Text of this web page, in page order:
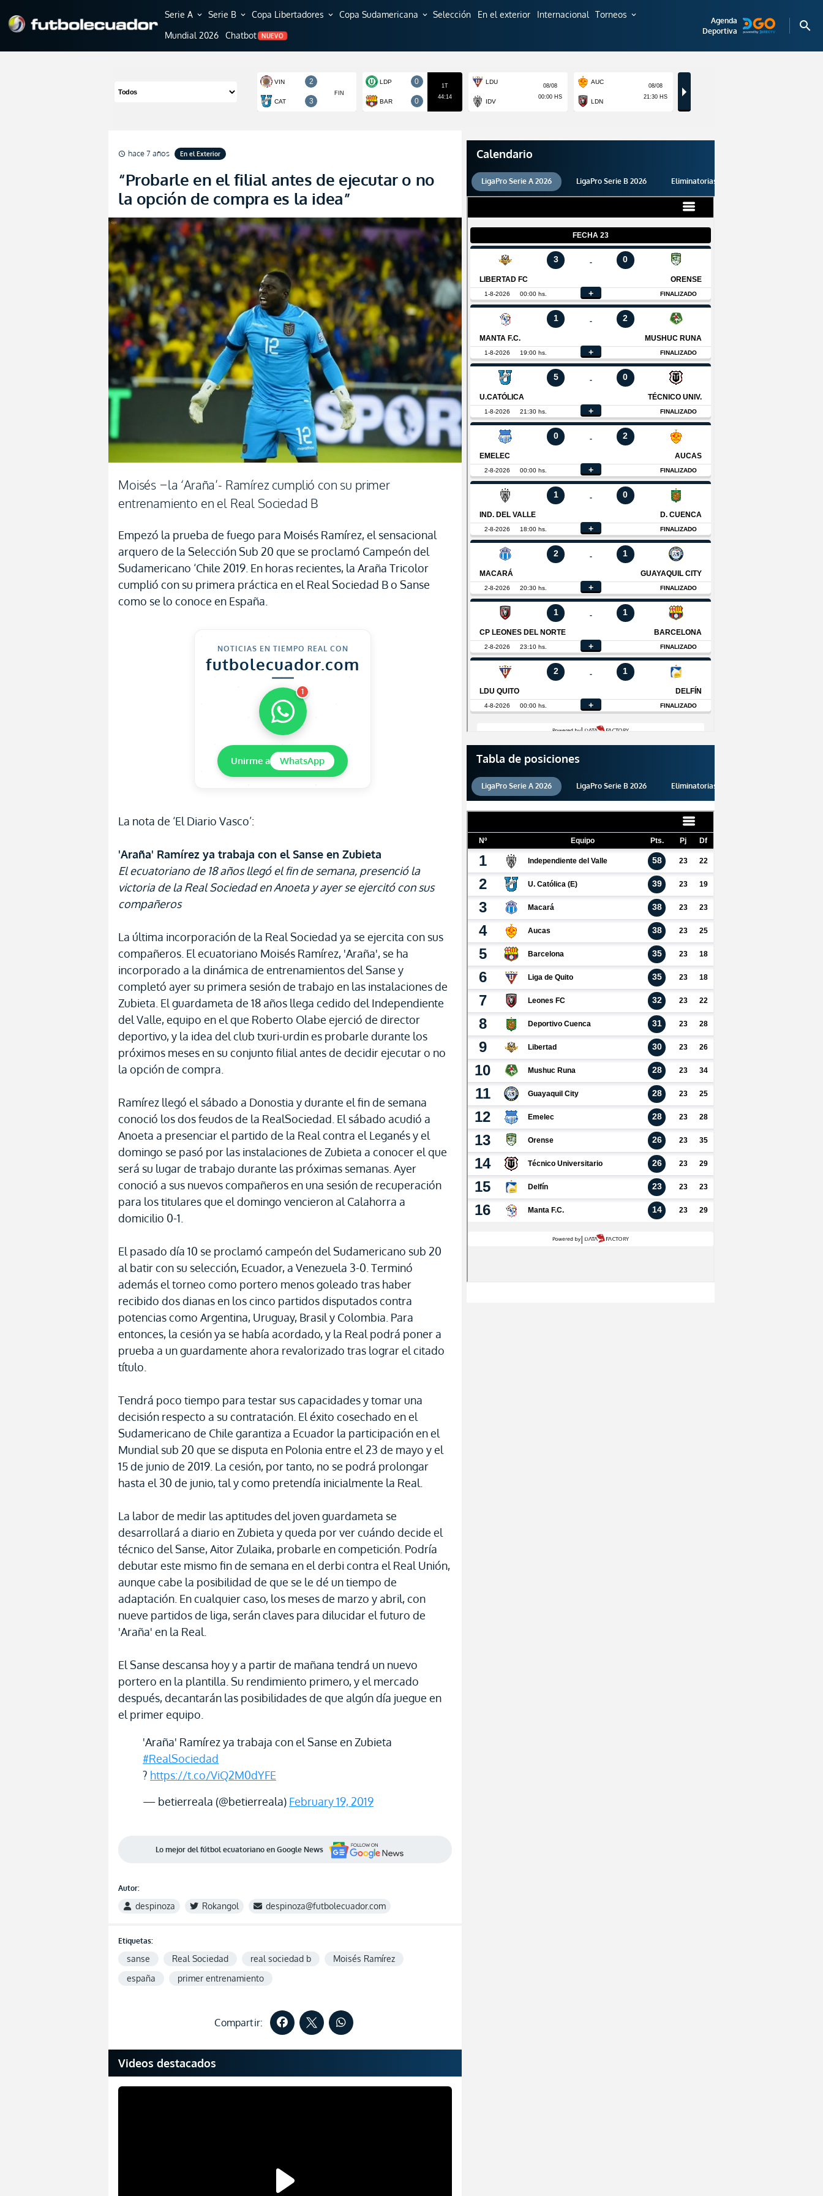
Serie A expand_more Serie B expand_more Copa Libertadores expand_more Copa Sudamericana expand_more Selección En el exterior Internacional Torneos expand_more
Mundial 2026 Chatbot NUEVO
Agenda
Deportiva
search
schedule hace 7 años En el Exterior
“Probarle en el filial antes de ejecutar o no
la opción de compra es la idea”
Moisés –la ‘Araña’- Ramírez cumplió con su primer
entrenamiento en el Real Sociedad B
Empezó la prueba de fuego para Moisés Ramírez, el sensacional
arquero de la Selección Sub 20 que se proclamó Campeón del
Sudamericano ‘Chile 2019. En horas recientes, la Araña Tricolor
cumplió con su primera práctica en el Real Sociedad B o Sanse
como se lo conoce en España.
NOTICIAS EN TIEMPO REAL CON
futbolecuador.com
1
Unirme a WhatsApp
La nota de ‘El Diario Vasco’:
'Araña' Ramírez ya trabaja con el Sanse en Zubieta
El ecuatoriano de 18 años llegó el fin de semana, presenció la
victoria de la Real Sociedad en Anoeta y ayer se ejercitó con sus
compañeros
La última incorporación de la Real Sociedad ya se ejercita con sus
compañeros. El ecuatoriano Moisés Ramírez, 'Araña', se ha
incorporado a la dinámica de entrenamientos del Sanse y
completó ayer su primera sesión de trabajo en las instalaciones de
Zubieta. El guardameta de 18 años llega cedido del Independiente
del Valle, equipo en el que Roberto Olabe ejerció de director
deportivo, y la idea del club txuri-urdin es probarle durante los
próximos meses en su conjunto filial antes de decidir ejecutar o no
la opción de compra.
Ramírez llegó el sábado a Donostia y durante el fin de semana
conoció los dos feudos de la RealSociedad. El sábado acudió a
Anoeta a presenciar el partido de la Real contra el Leganés y el
domingo se pasó por las instalaciones de Zubieta a conocer el que
será su lugar de trabajo durante las próximas semanas. Ayer
conoció a sus nuevos compañeros en una sesión de recuperación
para los titulares que el domingo vencieron al Calahorra a
domicilio 0-1.
El pasado día 10 se proclamó campeón del Sudamericano sub 20
al batir con su selección, Ecuador, a Venezuela 3-0. Terminó
además el torneo como portero menos goleado tras haber
recibido dos dianas en los cinco partidos disputados contra
potencias como Argentina, Uruguay, Brasil y Colombia. Para
entonces, la cesión ya se había acordado, y la Real podrá poner a
prueba a un guardamente ahora revalorizado tras lograr el citado
título.
Tendrá poco tiempo para testar sus capacidades y tomar una
decisión respecto a su contratación. El éxito cosechado en el
Sudamericano de Chile garantiza a Ecuador la participación en el
Mundial sub 20 que se disputa en Polonia entre el 23 de mayo y el
15 de junio de 2019. La cesión, por tanto, no se podrá prolongar
hasta el 30 de junio, tal y como pretendía inicialmente la Real.
La labor de medir las aptitudes del joven guardameta se
desarrollará a diario en Zubieta y queda por ver cuándo decide el
técnico del Sanse, Aitor Zulaika, probarle en competición. Podría
debutar este mismo fin de semana en el derbi contra el Real Unión,
aunque cabe la posibilidad de que se le dé un tiempo de
adaptación. En cualquier caso, los meses de marzo y abril, con
nueve partidos de liga, serán claves para dilucidar el futuro de
'Araña' en la Real.
El Sanse descansa hoy y a partir de mañana tendrá un nuevo
portero en la plantilla. Su rendimiento primero, y el mercado
después, decantarán las posibilidades de que algún día juegue en
el primer equipo.
'Araña' Ramírez ya trabaja con el Sanse en Zubieta
#RealSociedad
? https://t.co/ViQ2M0dYFE
— betierreala (@betierreala) February 19, 2019
Lo mejor del fútbol ecuatoriano en Google News
Autor:
despinoza Rokangol despinoza@futbolecuador.com
Etiquetas:
sanse Real Sociedad real sociedad b
Moisés Ramírez
españa
primer entrenamiento
Compartir:
Videos destacados
Calendario
LigaPro Serie A 2026 LigaPro Serie B 2026 Eliminatorias 2026
Tabla de posiciones
LigaPro Serie A 2026 LigaPro Serie B 2026 Eliminatorias 2026